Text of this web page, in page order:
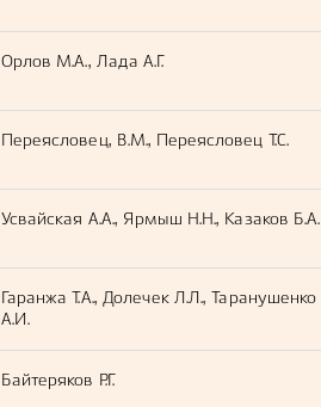
Орлов М.А., Лада А.Г.
Переясловец, В.М., Переясловец Т.С.
Усвайская А.А., Ярмыш Н.Н., Казаков Б.А.
Гаранжа Т.А., Долечек Л.Л., Таранушенко
А.И.
Байтеряков Р.Г.